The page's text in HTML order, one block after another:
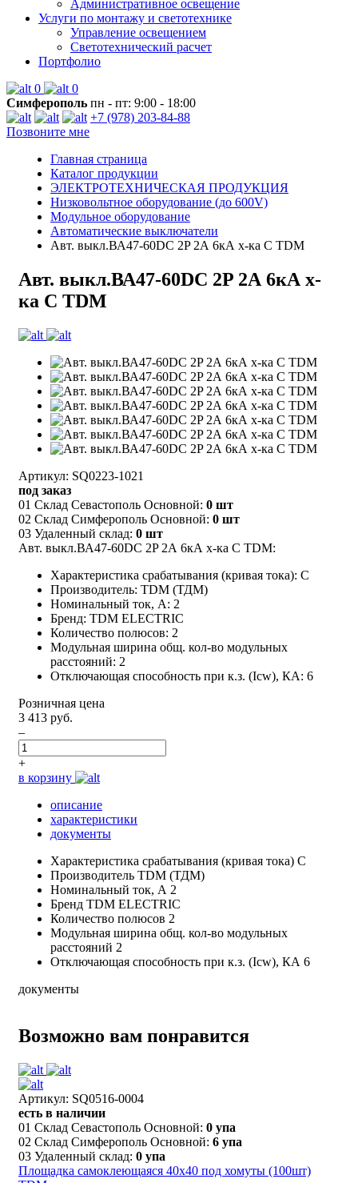
Административное освещение
Услуги по монтажу и светотехнике
Управление освещением
Светотехнический расчет
Портфолио
0
0
Симферополь пн - пт: 9:00 - 18:00
+7 (978) 203-84-88
Позвоните мне
Главная страница
Каталог продукции
ЭЛЕКТРОТЕХНИЧЕСКАЯ ПРОДУКЦИЯ
Низковольтное оборудование (до 600V)
Модульное оборудование
Автоматические выключатели
Авт. выкл.ВА47-60DC 2P 2А 6кА х-ка С TDM
Авт. выкл.ВА47-60DC 2P 2А 6кА х-
ка С TDM
Артикул: SQ0223-1021
под заказ
01 Склад Севастополь Основной: 0 шт
02 Склад Симферополь Основной: 0 шт
03 Удаленный склад: 0 шт
Авт. выкл.ВА47-60DC 2P 2А 6кА х-ка С TDM:
Характеристика срабатывания (кривая тока): С
Производитель: TDM (ТДМ)
Номинальный ток, А: 2
Бренд: TDM ELECTRIC
Количество полюсов: 2
Модульная ширина общ. кол-во модульных
расстояний: 2
Отключающая способность при к.з. (Icw), КА: 6
Розничная цена
3 413 руб.
–
+
в корзину
описание
характеристики
документы
Характеристика срабатывания (кривая тока) С
Производитель TDM (ТДМ)
Номинальный ток, А 2
Бренд TDM ELECTRIC
Количество полюсов 2
Модульная ширина общ. кол-во модульных
расстояний 2
Отключающая способность при к.з. (Icw), КА 6
документы
Возможно вам понравится
Артикул: SQ0516-0004
есть в наличии
01 Склад Севастополь Основной: 0 упа
02 Склад Симферополь Основной: 6 упа
03 Удаленный склад: 0 упа
Площадка самоклеющаяся 40х40 под хомуты (100шт)